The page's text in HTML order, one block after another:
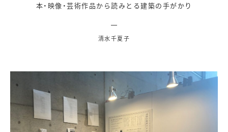
本・映像・芸術作品から読みとる建築の手がかり
清水千夏子